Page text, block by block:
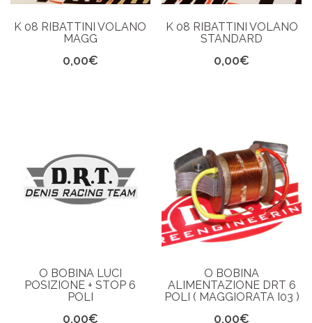
K 08 RIBATTINI VOLANO
MAGG
0,00€
K 08 RIBATTINI VOLANO
STANDARD
0,00€
O BOBINA LUCI
POSIZIONE + STOP 6
POLI
0,00€
O BOBINA
ALIMENTAZIONE DRT 6
POLI ( MAGGIORATA I03 )
0,00€